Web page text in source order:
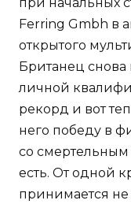
Ferring Gmbh в
открытого
Британец снова
личной
рекорд и вот
него победу в
со
есть. От одной
принимается не